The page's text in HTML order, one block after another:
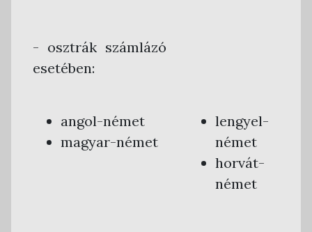
- osztrák számlázó
esetében:
angol-német
magyar-német
lengyel-
német
horvát-
német